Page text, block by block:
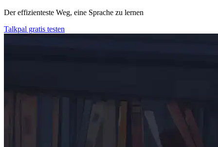
Der effizienteste Weg, eine Sprache zu lernen
Talkpal gratis testen